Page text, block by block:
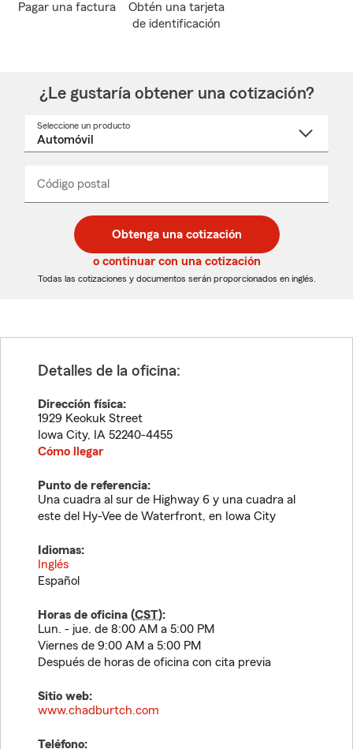
Pagar una factura
Obtén una tarjeta
de identificación
¿Le gustaría obtener una cotización?
Seleccione un producto
desplegable
Código postal
de
5
dígitos
de
5
dígitos
_____
Obtenga una cotización
o continuar con una cotización
Todas las cotizaciones y documentos serán proporcionados en inglés.
Detalles de la oficina:
Dirección física:
1929 Keokuk Street
Iowa City, IA 52240-4455
Cómo llegar
Punto de referencia:
Una cuadra al sur de Highway 6 y una cuadra al
este del Hy-Vee de Waterfront, en Iowa City
Idiomas:
Inglés
Español
Horas de oficina (CST):
Lun. - jue. de 8:00 AM a 5:00 PM
Viernes de 9:00 AM a 5:00 PM
Después de horas de oficina con cita previa
Sitio web:
www.chadburtch.com
Teléfono: